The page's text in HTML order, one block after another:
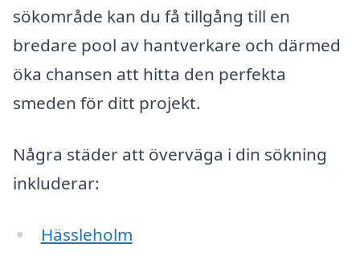
sökområde kan du få tillgång till en
bredare pool av hantverkare och därmed
öka chansen att hitta den perfekta
smeden för ditt projekt.
Några städer att överväga i din sökning
inkluderar:
Hässleholm